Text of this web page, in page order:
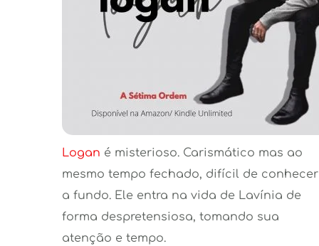
Logan é misterioso. Carismático mas ao
mesmo tempo fechado, difícil de conhecer
a fundo. Ele entra na vida de Lavínia de
forma despretensiosa, tomando sua
atenção e tempo.